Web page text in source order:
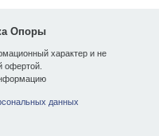
Опоры
характер и не
офертой.
данных